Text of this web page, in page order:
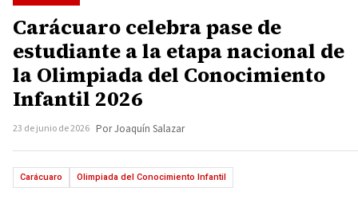
Carácuaro celebra pase de
estudiante a la etapa nacional de
la Olimpiada del Conocimiento
Infantil 2026
23 de junio de 2026 Por Joaquín Salazar
Carácuaro Olimpiada del Conocimiento Infantil